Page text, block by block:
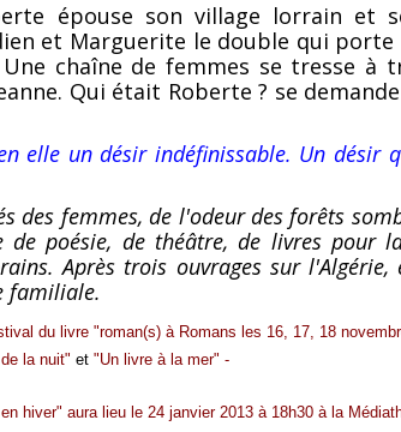
épouse son village lorrain et
et Marguerite le double qui porte
chaîne de femmes se tresse à
Qui était Roberte ? se
elle un désir indéfinissable. Un désir
des femmes, de l'odeur des forêts
poésie, de théâtre, de livres pour
Après trois ouvrages sur
familiale.
du livre "roman(s) à Romans les 16, 17, 18
la nuit" et "Un livre à la mer" -
hiver" aura lieu le 24 janvier 2013 à 18h30 à la